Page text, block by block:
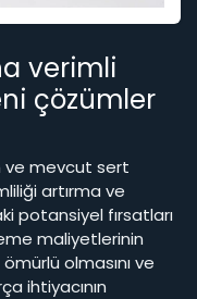
verimli
çözümler
ve mevcut sert
artırma ve
potansiyel fırsatları
maliyetlerinin
olmasını ve
ihtiyacının